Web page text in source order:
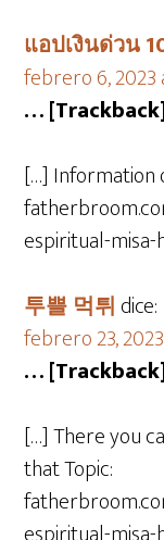
แอปเงินด่วน
febrero 6, 2023
…
[…] Information
espiritual-
투쁠 먹튀 dice:
febrero 23,
…
[…] There you
that Topic: